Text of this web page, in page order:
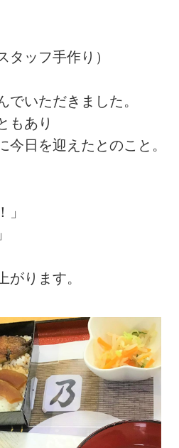
タッフ手作り）
でいただきました。
もあり
今日を迎えたとのこと。
」
がります。